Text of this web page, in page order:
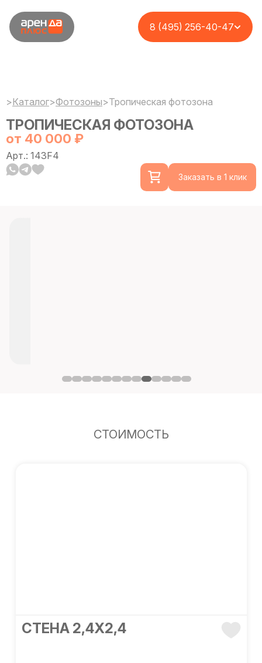
8 (495) 256-40-47
>Каталог>Фотозоны>Тропическая фотозона
ТРОПИЧЕСКАЯ ФОТОЗОНА
от 40 000 ₽
Арт.: 143F4
Заказать в 1 клик
СТОИМОСТЬ
СТЕНА 2,4Х2,4